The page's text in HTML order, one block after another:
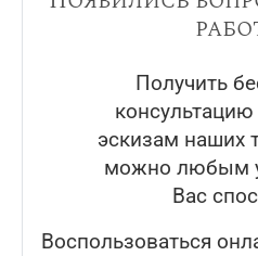
Получить
эскизам наших
можно любым
Вас
Воспользоваться